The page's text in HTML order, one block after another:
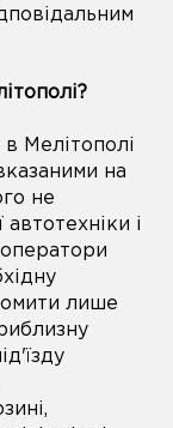
Мелітополі
на
не
і
оператори
лише